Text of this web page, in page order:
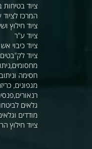
ציוד בטיחות
המרכז
ציוד חילוץ
ציוד ע"ר
ציוד כיבוי אש
ציוד
חסימה
מגפונים,
גלאים
מודדים
ציוד חילוץ